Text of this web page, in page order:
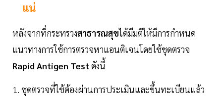
แน่
หลังจากที่กระทรวงสาธารณสุขได้มีมติให้มีการกำหนด
แนวทางการใช้การตรวจหาแอนติเจนโดยใช้ชุดตรวจ
Rapid Antigen Testดังนี้
1. ชุดตรวจที่ใช้ต้องผ่านการประเมินและขึ้นทะเบียนแล้ว